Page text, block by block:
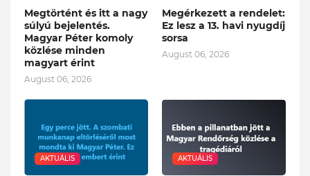
Megtörtént és itt a nagy
súlyú bejelentés.
Magyar Péter komoly
közlése minden
magyart érint
August 06, 2026
Megérkezett a rendelet:
Ez lesz a 13. havi nyugdíj
sorsa
August 06, 2026
AKTUÁLIS AKTUÁLIS